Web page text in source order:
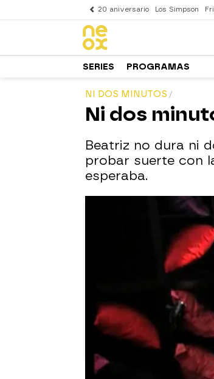
20 aniversario Los Simpson
SERIES PROGRAMAS
NI DOS MINUTOS
Ni dos
Beatriz no dura ni
probar suerte con
esperaba.